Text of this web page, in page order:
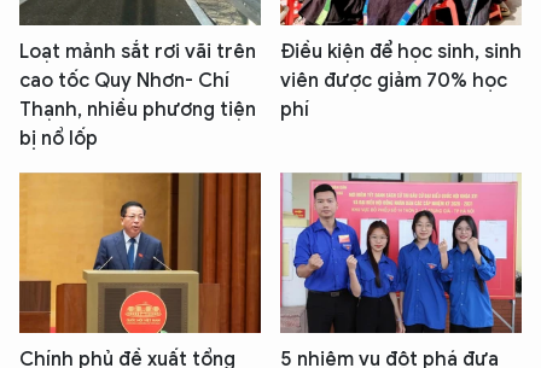
Loạt mảnh sắt rơi vãi trên
cao tốc Quy Nhơn- Chí
Thạnh, nhiều phương tiện
bị nổ lốp
Điều kiện để học sinh, sinh
viên được giảm 70% học
phí
Chính phủ đề xuất tổng
5 nhiệm vụ đột phá đưa